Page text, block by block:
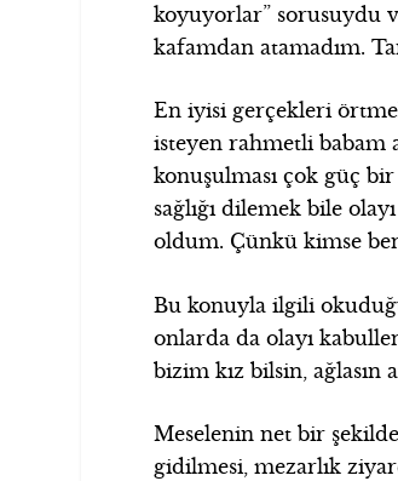
koyuyorlar” sorusuydu
kafamdan atamadım.
En iyisi gerçekleri
isteyen rahmetli babam
konuşulması çok güç
sağlığı dilemek bile
oldum. Çünkü kimse
Bu konuyla ilgili
onlarda da olayı
bizim kız bilsin, ağlasın
Meselenin net bir
gidilmesi, mezarlık